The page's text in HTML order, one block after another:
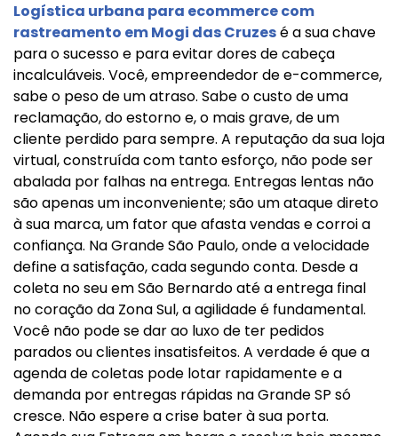
Logística urbana para ecommerce com
rastreamento em Mogi das Cruzesé a sua chave
para o sucesso e para evitar dores de cabeça
incalculáveis. Você, empreendedor de e-commerce,
sabe o peso de um atraso. Sabe o custo de uma
reclamação, do estorno e, o mais grave, de um
cliente perdido para sempre. A reputação da sua loja
virtual, construída com tanto esforço, não pode ser
abalada por falhas na entrega. Entregas lentas não
são apenas um inconveniente; são um ataque direto
à sua marca, um fator que afasta vendas e corroi a
confiança. Na Grande São Paulo, onde a velocidade
define a satisfação, cada segundo conta. Desde a
coleta no seu em São Bernardo até a entrega final
no coração da Zona Sul, a agilidade é fundamental.
Você não pode se dar ao luxo de ter pedidos
parados ou clientes insatisfeitos. A verdade é que a
agenda de coletas pode lotar rapidamente e a
demanda por entregas rápidas na Grande SP só
cresce. Não espere a crise bater à sua porta.